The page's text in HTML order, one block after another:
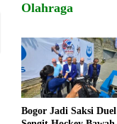
Olahraga
Bogor Jadi Saksi Duel